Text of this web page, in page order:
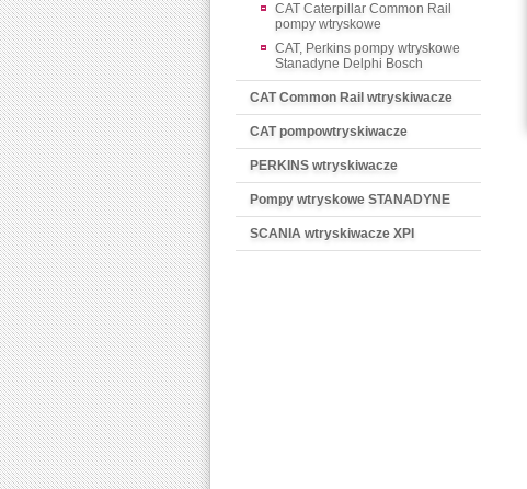
CAT Caterpillar Common Rail
pompy wtryskowe
CAT, Perkins pompy wtryskowe
Stanadyne Delphi Bosch
CAT Common Rail wtryskiwacze
CAT pompowtryskiwacze
PERKINS wtryskiwacze
Pompy wtryskowe STANADYNE
SCANIA wtryskiwacze XPI